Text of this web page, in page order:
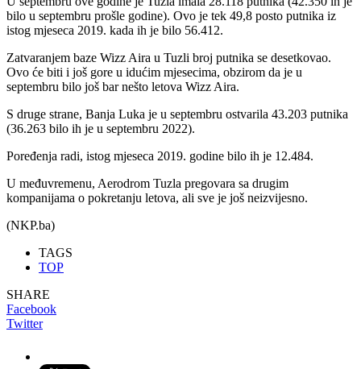
bilo u septembru prošle godine). Ovo je tek 49,8 posto putnika iz
istog mjeseca 2019. kada ih je bilo 56.412.
Zatvaranjem baze Wizz Aira u Tuzli broj putnika se desetkovao.
Ovo će biti i još gore u idućim mjesecima, obzirom da je u
septembru bilo još bar nešto letova Wizz Aira.
S druge strane, Banja Luka je u septembru ostvarila 43.203 putnika
(36.263 bilo ih je u septembru 2022).
Poređenja radi, istog mjeseca 2019. godine bilo ih je 12.484.
U međuvremenu, Aerodrom Tuzla pregovara sa drugim
kompanijama o pokretanju letova, ali sve je još neizvijesno.
(NKP.ba)
TAGS
TOP
SHARE
Facebook
Twitter